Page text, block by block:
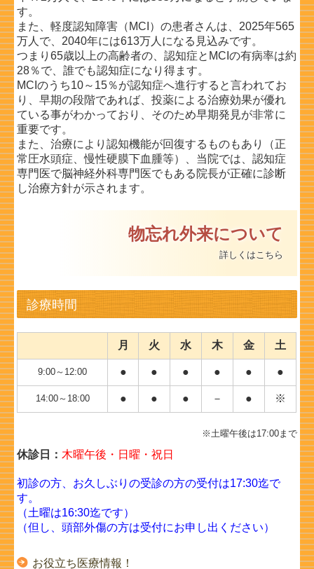
す。
また、軽度認知障害（MCI）の患者さんは、2025年565
万人で、2040年には613万人になる見込みです。
つまり65歳以上の高齢者の、認知症とMCIの有病率は約
28％で、誰でも認知症になり得ます。
MCIのうち10～15％が認知症へ進行すると言われてお
り、早期の段階であれば、投薬による治療効果が優れ
ている事がわかっており、そのため早期発見が非常に
重要です。
また、治療により認知機能が回復するものもあり（正
常圧水頭症、慢性硬膜下血腫等）、当院では、認知症
専門医で脳神経外科専門医でもある院長が正確に診断
し治療方針が示されます。
物忘れ外来について
詳しくはこちら
診療時間
月 火 水 木 金 土
9:00～12:00 ● ● ● ● ● ●
14:00～18:00 ● ● ● － ● ※
※土曜午後は17:00まで
休診日： 木曜午後・日曜・祝日
初診の方、お久しぶりの受診の方の受付は17:30迄で
す。
（土曜は16:30迄です）
（但し、頭部外傷の方は受付にお申し出ください）
お役立ち医療情報！